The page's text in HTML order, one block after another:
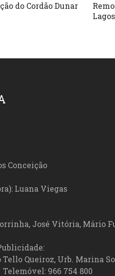
do Cordão Dunar
Lagos
Conceição
Luana Viegas
José Vitória, Mário
Queiroz, Urb. Marina
966 754 800